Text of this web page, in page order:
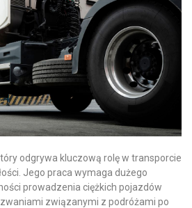
odgrywa kluczową rolę w transporcie
Jego praca wymaga dużego
prowadzenia ciężkich pojazdów
związanymi z podróżami po